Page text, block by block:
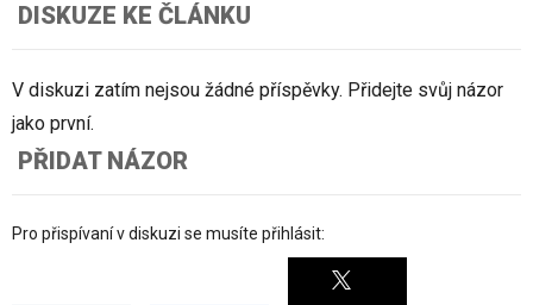
DISKUZE KE ČLÁNKU
V diskuzi zatím nejsou žádné příspěvky. Přidejte svůj názor
jako první.
PŘIDAT NÁZOR
Pro přispívaní v diskuzi se musíte přihlásit: